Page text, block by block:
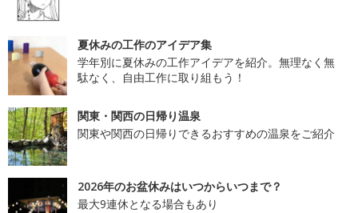
夏休みの工作のアイデア集
学年別に夏休みの工作アイデアを紹介。無理なく無
駄なく、自由工作に取り組もう！
関東・関西の日帰り温泉
関東や関西の日帰りできるおすすめの温泉をご紹介
2026年のお盆休みはいつからいつまで？
最大9連休となる場合もあり